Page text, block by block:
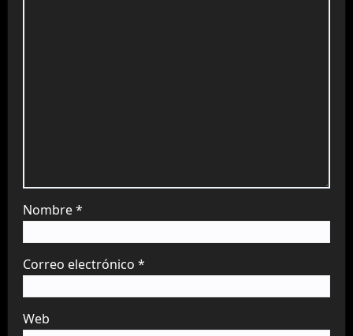
Nombre*
Correo electrónico *
Web